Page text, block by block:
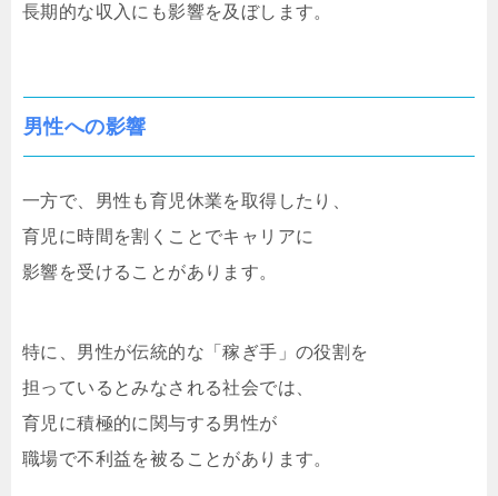
長期的な収入にも影響を及ぼします。
男性への影響
一方で、男性も育児休業を取得したり、
育児に時間を割くことでキャリアに
影響を受けることがあります。
特に、男性が伝統的な「稼ぎ手」の役割を
担っているとみなされる社会では、
育児に積極的に関与する男性が
職場で不利益を被ることがあります。